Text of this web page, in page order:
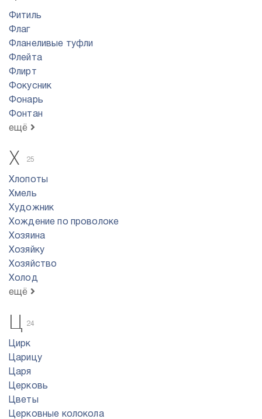
Фитиль
Флаг
Фланеливые туфли
Флейта
Флирт
Фокусник
Фонарь
Фонтан
ещё
Х 25
Хлопоты
Хмель
Художник
Хождение по проволоке
Хозяина
Хозяйку
Хозяйство
Холод
ещё
Ц 24
Цирк
Царицу
Царя
Церковь
Цветы
Церковные колокола